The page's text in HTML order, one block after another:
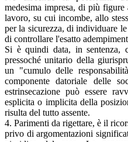
medesima impresa, di più
lavoro, su cui incombe, allo
per la sicurezza, di individuare
di controllare l'esatto
Si è quindi data, in sentenza,
pressoché unitario della
un "cumulo delle
componente datoriale delle
estrinsecazione può essere
esplicita o implicita della
risulta del tutto assente.
4. Parimenti da rigettare, è il
privo di argomentazioni